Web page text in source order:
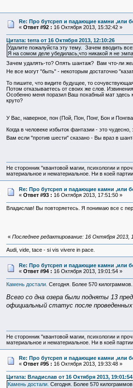
Re: Про бутсреп и падающие камни ,или
« Ответ #92 : 16 Октября 2013, 15:32:42 »
Цитата: terra от 16 Октября 2013, 12:10:26
Удалите пожалуйста эту тему. Зачем вводить
Я на сомом деле убедилась,что никакой я не
Зачем удалять-то? Опять шантаж? Вам что-ли
Не все могут "быть" - некоторым достаточно
То пишите, что видите будущее, то
Потом отказываетесь от своих же слов.
Особенно меня поразил Ваш похабный мат здесь
круто?
У Вас, наверное, пон (Пой, Пон, Понг, Бон и
Когда в человеке избыток фантазии - это
Вам если "против шести" сказано - Вы враз в
Не сторонник "квантовой магии, психологии и
материальное и нематериальное. Ни в коей
Re: Про бутсреп и падающие камни ,или
« Ответ #93 : 16 Октября 2013, 17:51:50 »
Владислав! Вы повторяетесь. Я понимаю все с
« Последнее редактирование: 16 Октября 2013,
Audi, vide, tace - si vis vivere in pace.
Re: Про бутсреп и падающие камни ,или
« Ответ #94 : 16 Октября 2013, 19:01:54 »
Камень достали. Сегодня. Более 570
Всего со дна озера были подняты 13
официальный статус после
Не сторонник "квантовой магии, психологии и
материальное и нематериальное. Ни в коей
Re: Про бутсреп и падающие камни ,или
« Ответ #95 : 16 Октября 2013, 19:33:48 »
Цитата: Владислав от 16 Октября 2013, 19:01:54
Камень достали. Сегодня. Более 570